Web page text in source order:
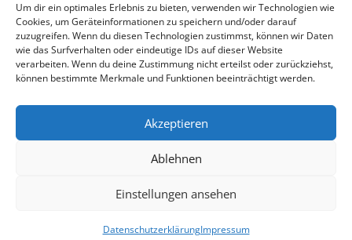
Um dir ein optimales Erlebnis zu bieten, verwenden wir Technologien wie
Cookies, um Geräteinformationen zu speichern und/oder darauf
zuzugreifen. Wenn du diesen Technologien zustimmst, können wir Daten
wie das Surfverhalten oder eindeutige IDs auf dieser Website
verarbeiten. Wenn du deine Zustimmung nicht erteilst oder zurückziehst,
können bestimmte Merkmale und Funktionen beeinträchtigt werden.
Akzeptieren
Ablehnen
Einstellungen ansehen
DatenschutzerklärungImpressum
Jesus kennen Gemeinschaft leben
Menschen dienen


Datenschutz